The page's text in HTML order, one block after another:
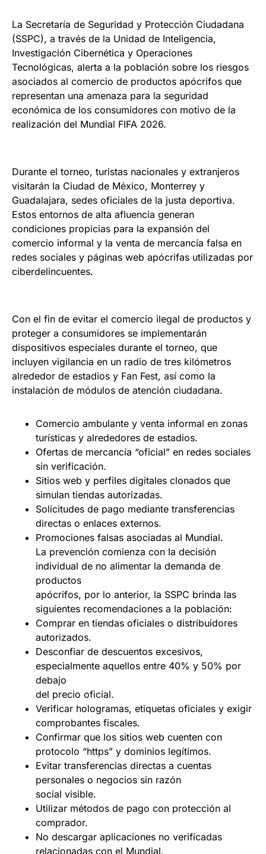
La Secretaría de Seguridad y Protección Ciudadana
(SSPC), a través de la Unidad de Inteligencia,
Investigación Cibernética y Operaciones
Tecnológicas, alerta a la población sobre los riesgos
asociados al comercio de productos apócrifos que
representan una amenaza para la seguridad
económica de los consumidores con motivo de la
realización del Mundial FIFA 2026.
Durante el torneo, turistas nacionales y extranjeros
visitarán la Ciudad de México, Monterrey y
Guadalajara, sedes oficiales de la justa deportiva.
Estos entornos de alta afluencia generan
condiciones propicias para la expansión del
comercio informal y la venta de mercancía falsa en
redes sociales y páginas web apócrifas utilizadas por
ciberdelincuentes.
Con el fin de evitar el comercio ilegal de productos y
proteger a consumidores se implementarán
dispositivos especiales durante el torneo, que
incluyen vigilancia en un radio de tres kilómetros
alrededor de estadios y Fan Fest, así como la
instalación de módulos de atención ciudadana.
Comercio ambulante y venta informal en zonas
turísticas y alrededores de estadios.
Ofertas de mercancía “oficial” en redes sociales
sin verificación.
Sitios web y perfiles digitales clonados que
simulan tiendas autorizadas.
Solicitudes de pago mediante transferencias
directas o enlaces externos.
Promociones falsas asociadas al Mundial.
La prevención comienza con la decisión
individual de no alimentar la demanda de
productos
apócrifos, por lo anterior, la SSPC brinda las
siguientes recomendaciones a la población:
Comprar en tiendas oficiales o distribuidores
autorizados.
Desconfiar de descuentos excesivos,
especialmente aquellos entre 40% y 50% por
debajo
del precio oficial.
Verificar hologramas, etiquetas oficiales y exigir
comprobantes fiscales.
Confirmar que los sitios web cuenten con
protocolo “https” y dominios legítimos.
Evitar transferencias directas a cuentas
personales o negocios sin razón
social visible.
Utilizar métodos de pago con protección al
comprador.
No descargar aplicaciones no verificadas
relacionadas con el Mundial.